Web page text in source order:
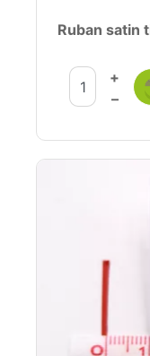
Ruban satin
+
–